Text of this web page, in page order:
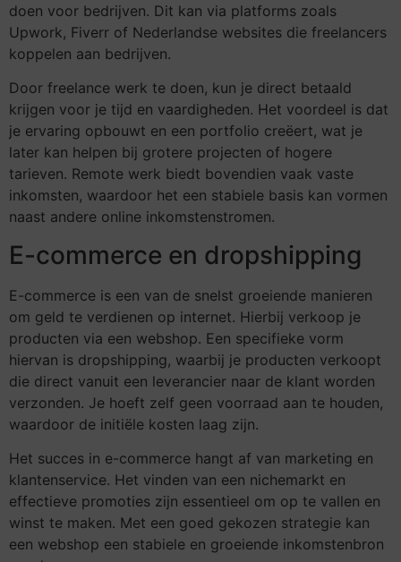
doen voor bedrijven. Dit kan via platforms zoals
Upwork, Fiverr of Nederlandse websites die freelancers
koppelen aan bedrijven.
Door freelance werk te doen, kun je direct betaald
krijgen voor je tijd en vaardigheden. Het voordeel is dat
je ervaring opbouwt en een portfolio creëert, wat je
later kan helpen bij grotere projecten of hogere
tarieven. Remote werk biedt bovendien vaak vaste
inkomsten, waardoor het een stabiele basis kan vormen
naast andere online inkomstenstromen.
E-commerce en dropshipping
E-commerce is een van de snelst groeiende manieren
om geld te verdienen op internet. Hierbij verkoop je
producten via een webshop. Een specifieke vorm
hiervan is dropshipping, waarbij je producten verkoopt
die direct vanuit een leverancier naar de klant worden
verzonden. Je hoeft zelf geen voorraad aan te houden,
waardoor de initiële kosten laag zijn.
Het succes in e-commerce hangt af van marketing en
klantenservice. Het vinden van een nichemarkt en
effectieve promoties zijn essentieel om op te vallen en
winst te maken. Met een goed gekozen strategie kan
een webshop een stabiele en groeiende inkomstenbron